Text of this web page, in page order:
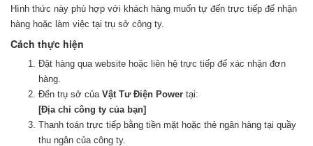
Hình thức này phù hợp với khách hàng muốn tự đến trực tiếp để nhận
hàng hoặc làm việc tại trụ sở công ty.
Cách thực hiện
Đặt hàng qua website hoặc liên hệ trực tiếp để xác nhận đơn
hàng.
Đến trụ sở của Vật Tư Điện Power tại:
[Địa chỉ công ty của bạn]
Thanh toán trực tiếp bằng tiền mặt hoặc thẻ ngân hàng tại quầy
thu ngân của công ty.